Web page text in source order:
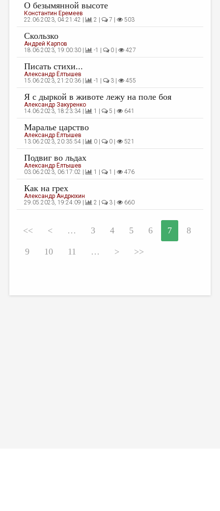
О безымянной высоте
Константин Еремеев
22.06.2023, 04:21:42 |
2 | 7 | 503
Скользко
Андрей Карпов
18.06.2023, 19:00:30 |
-1 | 0 | 427
Писать стихи...
Александр Ёлтышев
15.06.2023, 21:20:36 |
-1 | 3 | 455
Я с дыркой в животе лежу на поле боя
Александр Закуренко
14.06.2023, 18:23:34 |
1 | 5 | 641
Маралье царство
Александр Ёлтышев
13.06.2023, 20:35:54 |
0 | 0 | 521
Подвиг во льдах
Александр Ёлтышев
03.06.2023, 06:17:02 |
1 | 1 | 476
Как на грех
Александр Андрюхин
29.05.2023, 19:24:09 |
2 | 3 | 660
<< < … 3 4 5 6 7 8
9 10 11 … > >>